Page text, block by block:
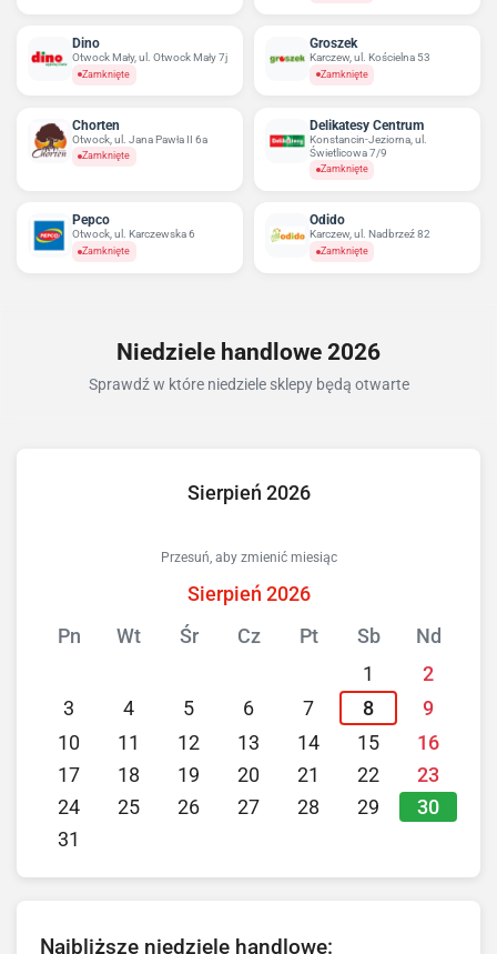
Dino
Otwock Mały, ul. Otwock Mały 7j
Zamknięte
Groszek
Karczew, ul. Kościelna 53
Zamknięte
Chorten
Otwock, ul. Jana Pawła II 6a
Zamknięte
Delikatesy Centrum
Konstancin-Jeziorna, ul.
Świetlicowa 7/9
Zamknięte
Pepco
Otwock, ul. Karczewska 6
Zamknięte
Odido
Karczew, ul. Nadbrzeź 82
Zamknięte
Niedziele handlowe 2026
Sprawdź w które niedziele sklepy będą otwarte
Sierpień 2026
Przesuń, aby zmienić miesiąc
Sierpień 2026
Pn
Wt Śr Cz Pt Sb
Nd
1
2
3
4 5 6 7 8
9
10
11 12 13 14 15
16
17
18 19 20 21 22
23
24
25 26 27 28 29 30
31
Najbliższe niedziele handlowe: